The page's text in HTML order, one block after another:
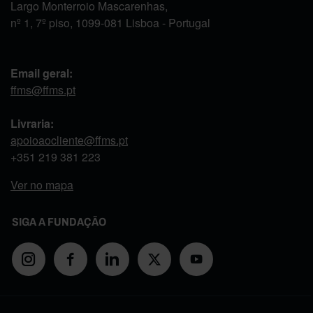
Largo Monterroio Mascarenhas,
nº 1, 7º piso, 1099-081 Lisboa - Portugal
Email geral:
ffms@ffms.pt
Livraria:
apoioaocliente@ffms.pt
+351 219 381 223
Ver no mapa
SIGA A FUNDAÇÃO